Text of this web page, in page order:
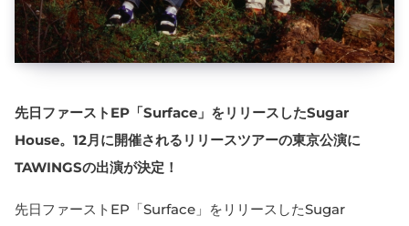
先日ファーストEP「Surface」をリリースしたSugar
House。12月に開催されるリリースツアーの東京公演に
TAWINGSの出演が決定！
先日ファーストEP「Surface」をリリースしたSugar